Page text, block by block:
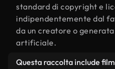
standard di copyright e
indipendentemente dal
da un creatore o
artificiale.
Questa raccolta include